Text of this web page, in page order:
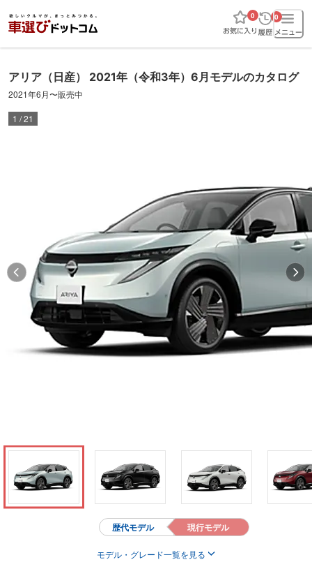
0 0
アリア （日産） 2021年（令和3年）6月 モデルのカタログ
2021年6月〜販売中
1 /21
歴代モデル 現行モデル
モデル・グレード一覧を見る